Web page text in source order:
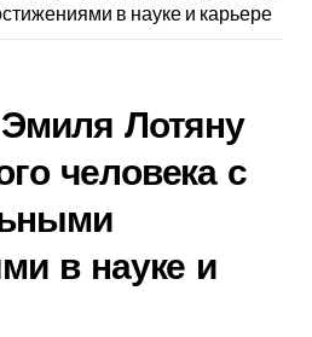
в науке и карьере
Лотяну
человека с
в науке и